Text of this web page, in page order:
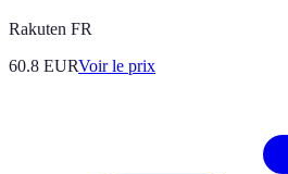
Rakuten FR
60.8 EURVoir le prix